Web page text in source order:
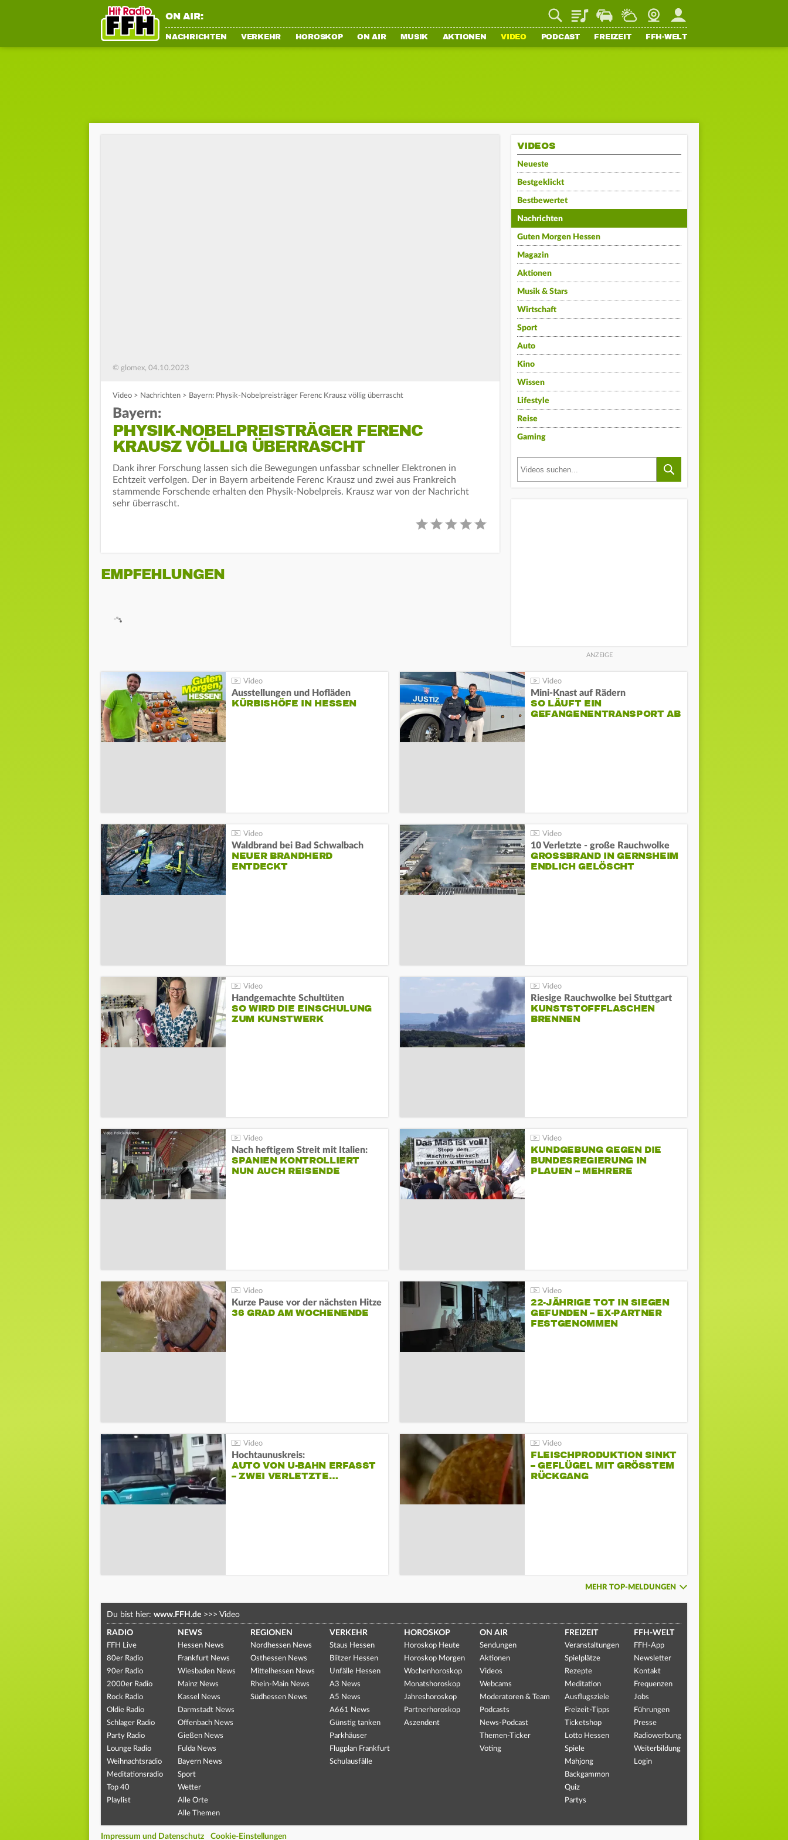
ON AIR: PlaylistStaupilotWetterWebcamMein FFH
NACHRICHTEN VERKEHR HOROSKOP ON AIR MUSIK AKTIONEN VIDEO PODCAST FREIZEIT FFH-WELT
© glomex, 04.10.2023
Video > Nachrichten > Bayern: Physik-Nobelpreisträger Ferenc Krausz völlig überrascht
Bayern:
PHYSIK-NOBELPREISTRÄGER FERENC
KRAUSZ VÖLLIG ÜBERRASCHT
Dank ihrer Forschung lassen sich die Bewegungen unfassbar schneller Elektronen in
Echtzeit verfolgen. Der in Bayern arbeitende Ferenc Krausz und zwei aus Frankreich
stammende Forschende erhalten den Physik-Nobelpreis. Krausz war von der Nachricht
sehr überrascht.
EMPFEHLUNGEN
VIDEOS
Neueste
Bestgeklickt
Bestbewertet
Nachrichten
Guten Morgen Hessen
Magazin
Aktionen
Musik & Stars
Wirtschaft
Sport
Auto
Kino
Wissen
Lifestyle
Reise
Gaming
Ausstellungen und Hofläden
KÜRBISHÖFE IN HESSEN
Mini-Knast auf Rädern
SO LÄUFT EIN
GEFANGENENTRANSPORT AB
Waldbrand bei Bad Schwalbach
NEUER BRANDHERD
ENTDECKT
10 Verletzte - große Rauchwolke
GROSSBRAND IN GERNSHEIM E
NDLICH GELÖSCHT
Handgemachte Schultüten
SO WIRD DIE EINSCHULUNG
ZUM KUNSTWERK
Riesige Rauchwolke bei Stuttgart
KUNSTSTOFFFLASCHEN
BRENNEN
Nach heftigem Streit mit Italien:
SPANIEN KONTROLLIERT
NUN AUCH REISENDE
KUNDGEBUNG GEGEN DIE
BUNDESREGIERUNG IN
PLAUEN – MEHRERE
Kurze Pause vor der nächsten Hitze
36 GRAD AM WOCHENENDE
22-JÄHRIGE TOT IN SIEGEN
GEFUNDEN – EX-PARTNER
FESTGENOMMEN
Hochtaunuskreis:
AUTO VON U-BAHN ERFASST
– ZWEI VERLETZTE…
FLEISCHPRODUKTION SINKT
– GEFLÜGEL MIT GRÖSSTEM R
ÜCKGANG
MEHR TOP-MELDUNGEN
Du bist hier: www.FFH.de >>> Video
RADIO
FFH Live
80er Radio
90er Radio
2000er Radio
Rock Radio
Oldie Radio
Schlager Radio
Party Radio
Lounge Radio
Weihnachtsradio
Meditationsradio
Top 40
Playlist
NEWS
Hessen News
Frankfurt News
Wiesbaden News
Mainz News
Kassel News
Darmstadt News
Offenbach News
Gießen News
Fulda News
Bayern News
Sport
Wetter
Alle Orte
Alle Themen
REGIONEN
Nordhessen News
Osthessen News
Mittelhessen News
Rhein-Main News
Südhessen News
VERKEHR
Staus Hessen
Blitzer Hessen
Unfälle Hessen
A3 News
A5 News
A661 News
Günstig tanken
Parkhäuser
Flugplan Frankfurt
Schulausfälle
HOROSKOP
Horoskop Heute
Horoskop Morgen
Wochenhoroskop
Monatshoroskop
Jahreshoroskop
Partnerhoroskop
Aszendent
ON AIR
Sendungen
Aktionen
Videos
Webcams
Moderatoren & Team
Podcasts
News-Podcast
Themen-Ticker
Voting
FREIZEIT
Veranstaltungen
Spielplätze
Rezepte
Meditation
Ausflugsziele
Freizeit-Tipps
Ticketshop
Lotto Hessen
Spiele
Mahjong
Backgammon
Quiz
Partys
FFH-WELT
FFH-App
Newsletter
Kontakt
Frequenzen
Jobs
Führungen
Presse
Radiowerbung
Weiterbildung
Login
Impressum und Datenschutz Cookie-Einstellungen